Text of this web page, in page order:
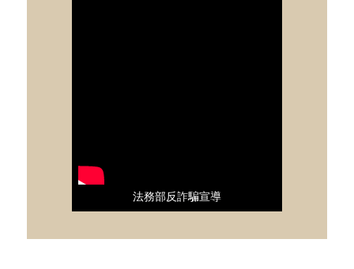
法務部反詐騙宣導